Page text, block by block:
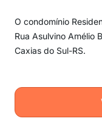
O condomínio
Rua Asulvino Amélio
Caxias do Sul-RS.